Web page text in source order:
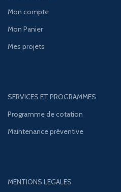
Mon compte
Mon Panier
Mes projets
SERVICES ET PROGRAMMES
Programme de cotation
Maintenance préventive
MENTIONS LEGALES